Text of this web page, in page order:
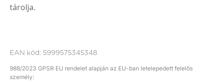
tárolja.
EAN kód: 5999575345348
988/2023 GPSR EU rendelet alapján az EU-ban letelepedett felelős
személy: